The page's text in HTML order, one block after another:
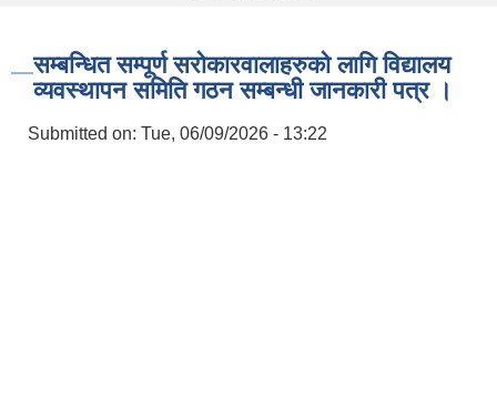
सम्बन्धित सम्पूर्ण सरोकारवालाहरुको लागि विद्यालय
व्यवस्थापन समिति गठन सम्बन्धी जानकारी पत्र ।
Submitted on: Tue, 06/09/2026 - 13:22